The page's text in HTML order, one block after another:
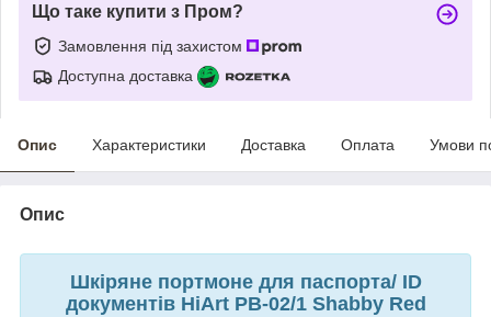
Що таке купити з Пром?
Замовлення під захистом
Доступна доставка
Опис Характеристики Доставка Оплата Умови
Опис
Шкіряне портмоне для паспорта/ ID
документів HiArt PB-02/1 Shabby Red